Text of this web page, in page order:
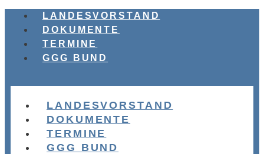
LANDESVORSTAND
DOKUMENTE
TERMINE
GGG BUND
LANDESVORSTAND
DOKUMENTE
TERMINE
GGG BUND